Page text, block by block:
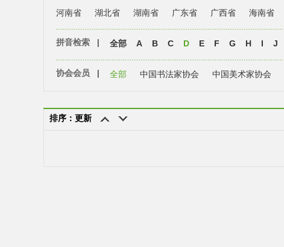
河南省
湖北省 湖南省 广东省 广西省 海南省
拼音检索 | 全部 A B C D E F G H I J
协会会员 | 全部 中国书法家协会 中国美术家协会
排序：更新